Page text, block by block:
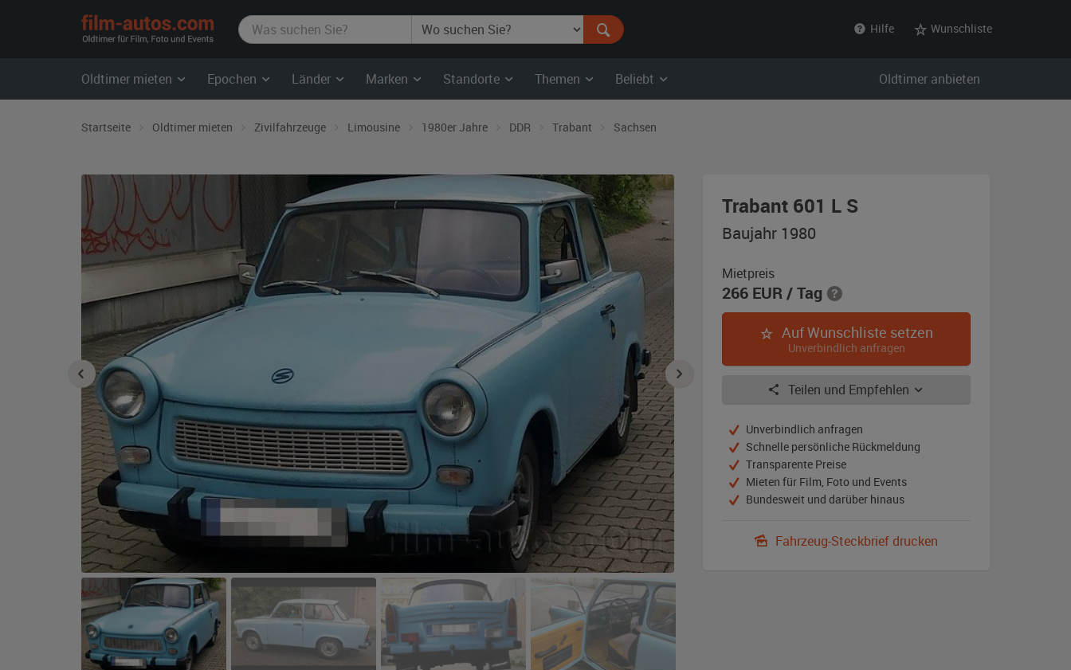
film-
autos.com
Hilfe Wunschliste
Oldtimer mieten Epochen Länder Marken Standorte Themen Beliebt Oldtimer anbieten
Startseite Oldtimer mieten Zivilfahrzeuge Limousine 1980er Jahre DDR Trabant Sachsen
Trabant 601 L S
Baujahr 1980
Mietpreis
266 EUR/ Tag
Auf Wunschliste setzen
Unverbindlich anfragen
Teilen und Empfehlen
Unverbindlich anfragen
Schnelle persönliche Rückmeldung
Transparente Preise
Mieten für Film, Foto und Events
Bundesweit und darüber hinaus
Fahrzeug-Steckbrief drucken